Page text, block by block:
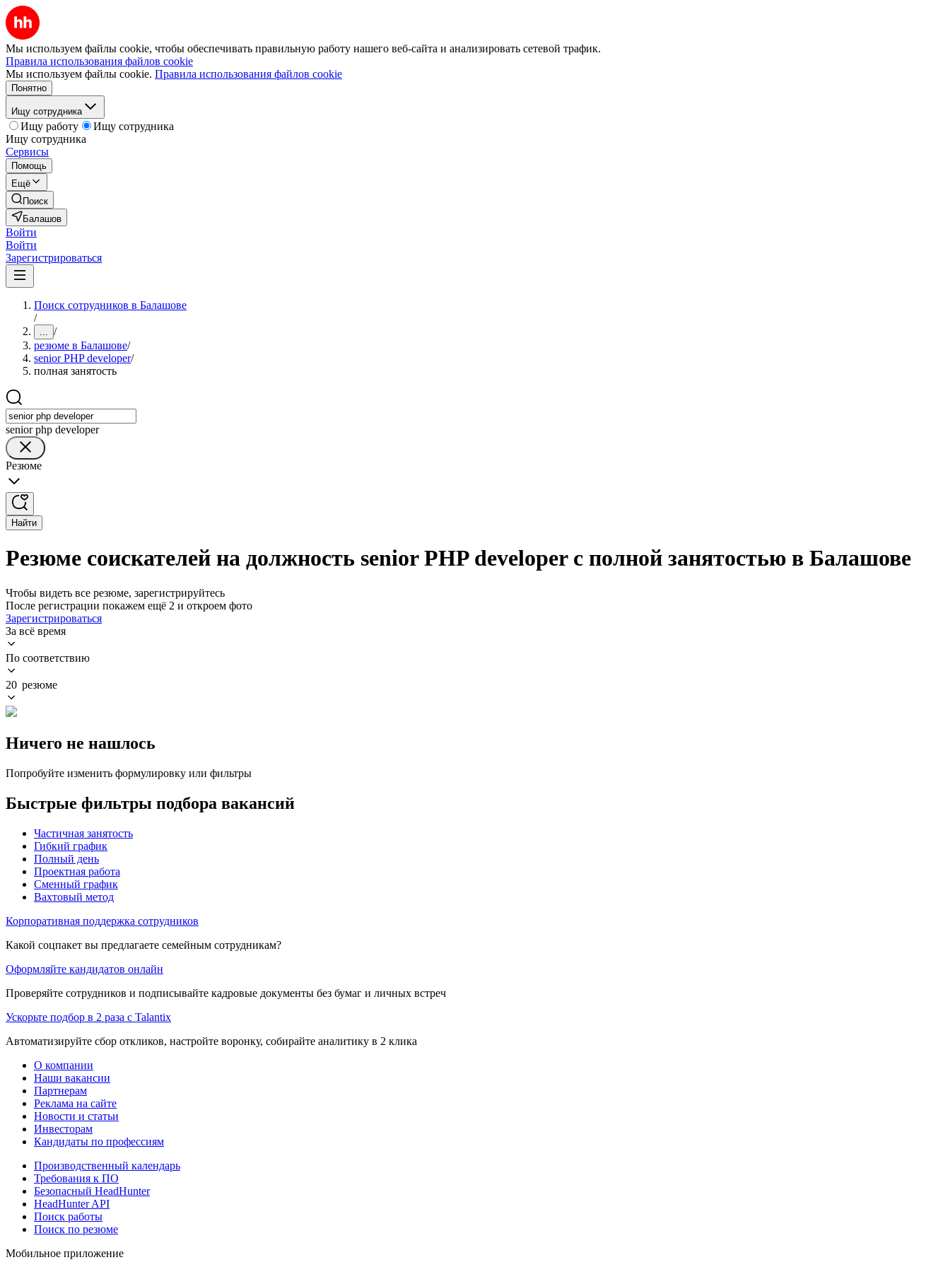
Мы используем файлы cookie, чтобы обеспечивать правильную работу нашего веб-сайта и анализировать сетевой трафик.
Правила использования файлов cookie
Мы используем файлы cookie. Правила использования файлов cookie
Понятно
Ищу сотрудника
Ищу работу
Ищу сотрудника
Ищу сотрудника
Сервисы
Помощь
Ещё
Поиск
Балашов
Войти
Войти
Зарегистрироваться
Поиск сотрудников в Балашове
/
... /
резюме в Балашове/
senior PHP developer/
полная занятость
senior php developer
Резюме
Найти
Резюме соискателей на должность senior PHP developer с полной занятостью в Балашове
Чтобы видеть все резюме, зарегистрируйтесь
После регистрации покажем ещё 2 и откроем фото
Зарегистрироваться
За всё время
По соответствию
20 резюме
Ничего не нашлось
Попробуйте изменить формулировку или фильтры
Быстрые фильтры подбора вакансий
Частичная занятость
Гибкий график
Полный день
Проектная работа
Сменный график
Вахтовый метод
Корпоративная поддержка сотрудников
Какой соцпакет вы предлагаете семейным сотрудникам?
Оформляйте кандидатов онлайн
Проверяйте сотрудников и подписывайте кадровые документы без бумаг и личных встреч
Ускорьте подбор в 2 раза с Talantix
Автоматизируйте сбор откликов, настройте воронку, собирайте аналитику в 2 клика
О компании
Наши вакансии
Партнерам
Реклама на сайте
Новости и статьи
Инвесторам
Кандидаты по профессиям
Производственный календарь
Требования к ПО
Безопасный HeadHunter
HeadHunter API
Поиск работы
Поиск по резюме
Мобильное приложение